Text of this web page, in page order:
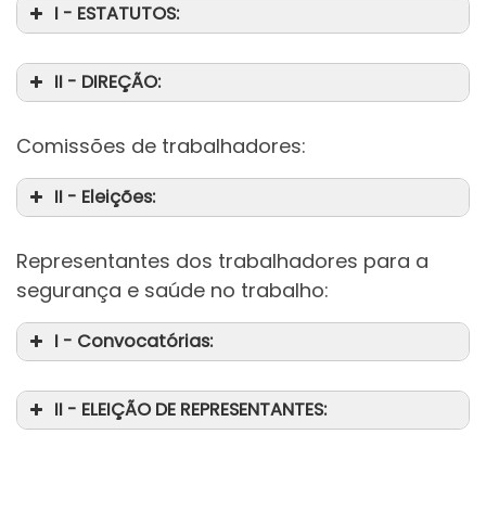
I - ESTATUTOS:
II - DIREÇÃO:
Comissões de trabalhadores:
II - Eleições:
Representantes dos trabalhadores para a
segurança e saúde no trabalho:
I - Convocatórias:
II - ELEIÇÃO DE REPRESENTANTES: